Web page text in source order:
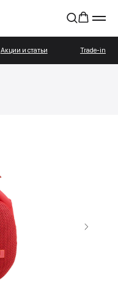
Акции и статьи Trade-in